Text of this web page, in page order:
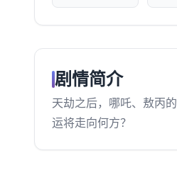
剧情简介
天劫之后，哪吒、敖丙
运将走向何方？